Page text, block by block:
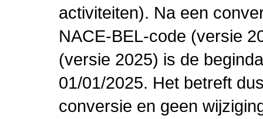
activiteiten). Na een
NACE-BEL-code (versie
(versie 2025) is de
01/01/2025. Het betreft
conversie en geen